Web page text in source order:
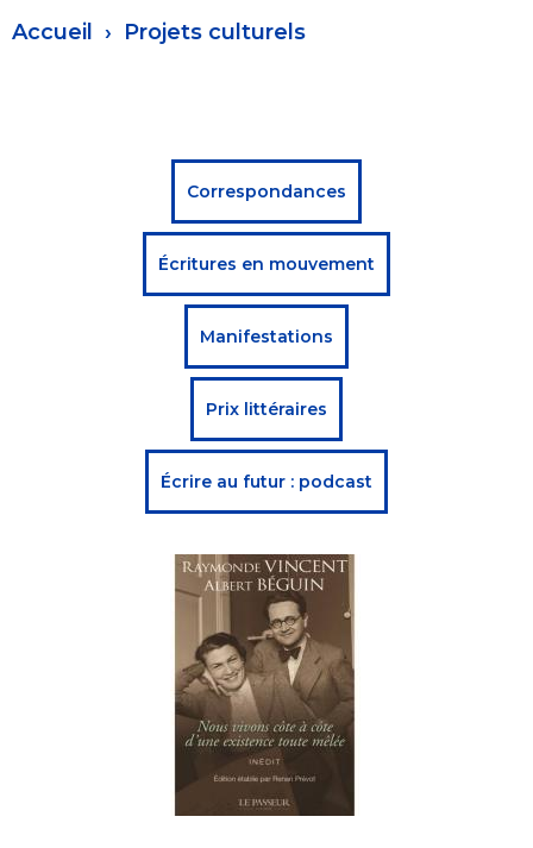
Fil
Accueil Projets culturels
Menu
projets
culturels
Correspondances
Écritures en mouvement
Manifestations
Prix littéraires
Écrire au futur : podcast